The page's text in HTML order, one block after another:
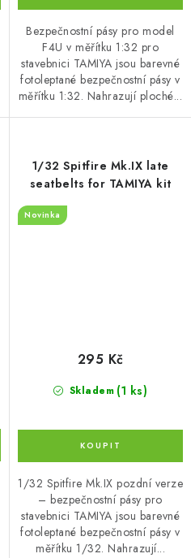
Bezpečnostní pásy pro model
F4U v měřítku 1:32 pro
stavebnici TAMIYA jsou barevné
fotoleptané bezpečnostní pásy v
měřítku 1:32. Nahrazují ploché...
1/32 Spitfire Mk.IX late
seatbelts for TAMIYA kit
Novinka
Skladem (1 ks)
295 Kč
1/32 Spitfire Mk.IX pozdní verze
– bezpečnostní pásy pro
stavebnici TAMIYA jsou barevné
fotoleptané bezpečnostní pásy v
měřítku 1/32. Nahrazují...